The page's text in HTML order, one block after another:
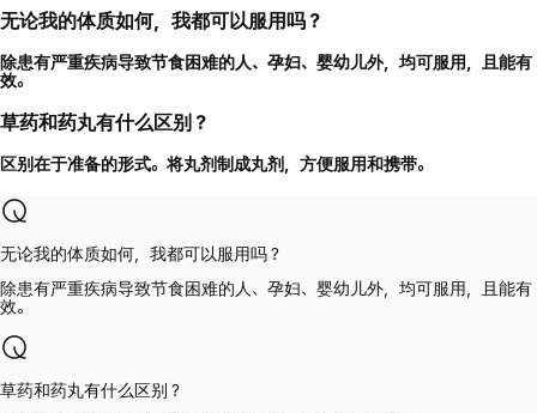
无论我的体质如何，我都可以服用吗？
除患有严重疾病导致节食困难的人、孕妇、婴幼儿外，均可服用，且能有
效。
草药和药丸有什么区别？
区别在于准备的形式。将丸剂制成丸剂，方便服用和携带。
无论我的体质如何，我都可以服用吗？
除患有严重疾病导致节食困难的人、孕妇、婴幼儿外，均可服用，且能有
效。
草药和药丸有什么区别？